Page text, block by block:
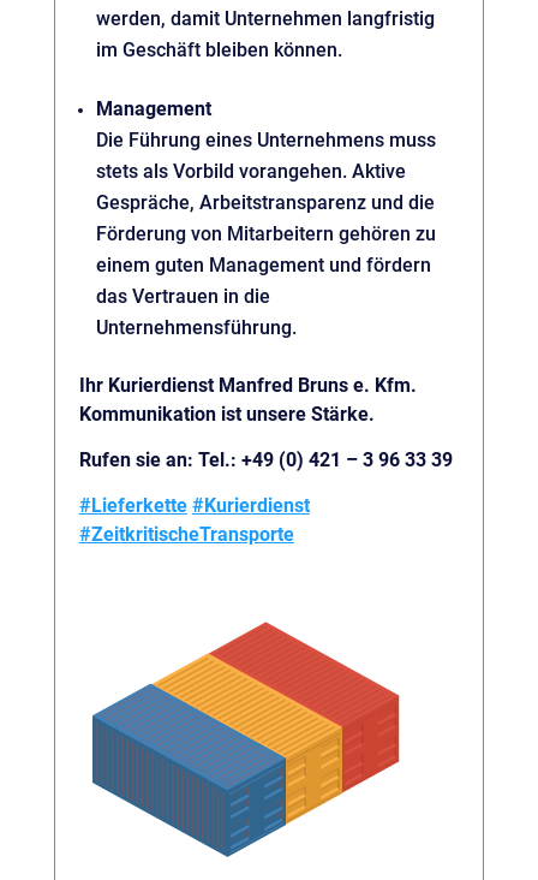
werden, damit Unternehmen langfristig
im Geschäft bleiben können.
Management
Die Führung eines Unternehmens muss
stets als Vorbild vorangehen. Aktive
Gespräche, Arbeitstransparenz und die
Förderung von Mitarbeitern gehören zu
einem guten Management und fördern
das Vertrauen in die
Unternehmensführung.
Ihr Kurierdienst Manfred Bruns e. Kfm.
Kommunikation ist unsere Stärke.
Rufen sie an: Tel.: +49 (0) 421 – 3 96 33 39
#Lieferkette #Kurierdienst
#ZeitkritischeTransporte